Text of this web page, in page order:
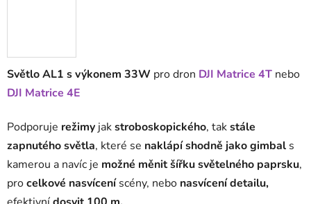
Světlo AL1 s výkonem 33W pro dron DJI Matrice 4T nebo
DJI Matrice 4E
Podporuje režimy jakstroboskopického, takstále
zapnutého světla, které se naklápí shodně jako gimbal s
kamerou a navíc je možné měnit šířku světelného paprsku,
procelkové nasvíceníscény, nebo nasvícení detailu,